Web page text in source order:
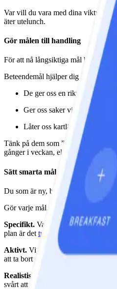
Var vill du vara med dina
äter utelunch.
Gör målen till handling
För att nå långsiktiga mål behöver
Beteendemål hjälper dig på tre sätt.
De ger oss en riktning
Ger oss saker vi ska ändra
Låter oss kartlägga vår
Tänk på dem som ”hur”
gånger i veckan, eller att
Sätt smarta mål
Du som är ny, börja med ett eller
Gör varje mål…
Specifikt. Var detaljerad med vad,
plan är det troligare att du faktiskt
Aktivt. Vi har alla beteenden som
att ta bort det. Till exempel, ta en
Realistiskt.
Ditt mål måste passa
svårt att uppnå, tenderar att